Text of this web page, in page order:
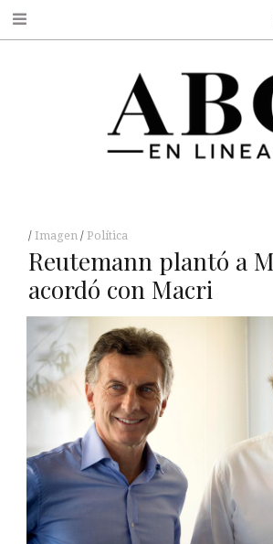
Imagen Política
Reutemann plantó a
acordó con Macri